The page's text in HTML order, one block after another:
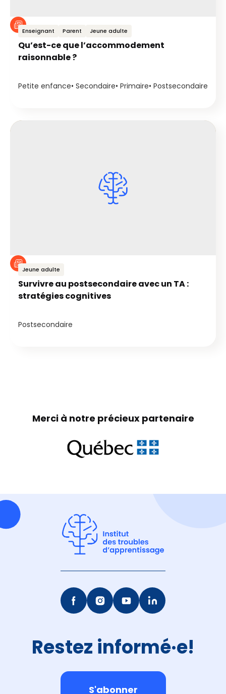
Enseignant Parent Jeune adulte
Qu’est-ce que l’accommodement
raisonnable ?
Petite enfance Secondaire Primaire Postsecondaire
Jeune adulte
Survivre au postsecondaire avec un TA :
stratégies cognitives
Postsecondaire
Merci à notre précieux partenaire
Restez informé·e!
S'abonner